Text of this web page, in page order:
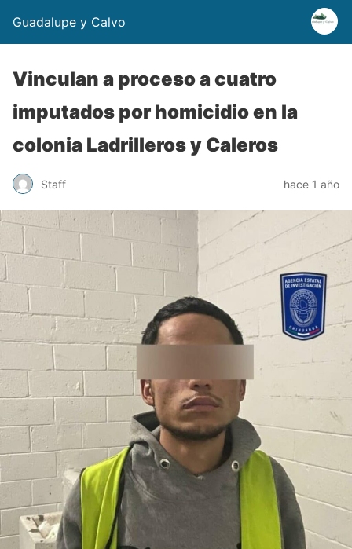
Guadalupe y Calvo
Vinculan a proceso a cuatro
imputados por homicidio en la
colonia Ladrilleros y Caleros
Staff hace 1 año